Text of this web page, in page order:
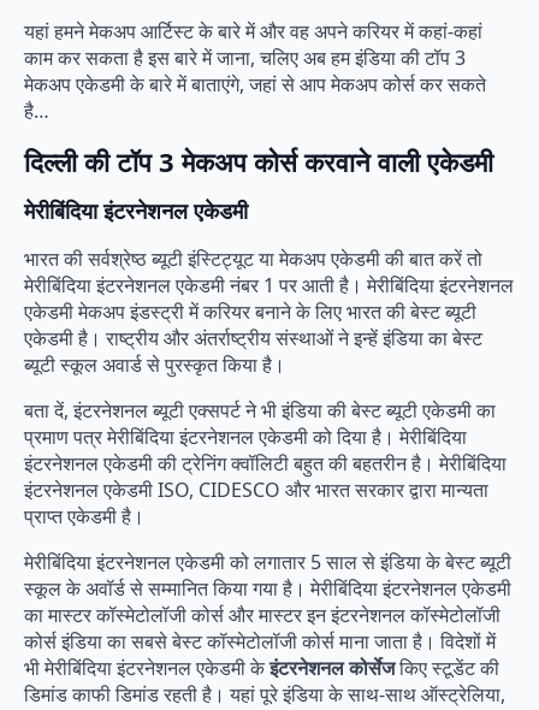
यहां हमने मेकअप आर्टिस्ट के बारे में और वह अपने करियर में कहां-कहां
काम कर सकता है इस बारे में जाना, चलिए अब हम इंडिया की टॉप 3
मेकअप एकेडमी के बारे में बाताएंगे, जहां से आप मेकअप कोर्स कर सकते
है…
दिल्ली की टॉप 3 मेकअप कोर्स करवाने वाली एकेडमी
मेरीबिंदिया इंटरनेशनल एकेडमी
भारत की सर्वश्रेष्ठ ब्यूटी इंस्टिट्यूट या मेकअप एकेडमी की बात करें तो
मेरीबिंदिया इंटरनेशनल एकेडमी नंबर 1 पर आती है। मेरीबिंदिया इंटरनेशनल
एकेडमी मेकअप इंडस्ट्री में करियर बनाने के लिए भारत की बेस्ट ब्यूटी
एकेडमी है। राष्ट्रीय और अंतर्राष्ट्रीय संस्थाओं ने इन्हें इंडिया का बेस्ट
ब्यूटी स्कूल अवार्ड से पुरस्कृत किया है।
बता दें, इंटरनेशनल ब्यूटी एक्सपर्ट ने भी इंडिया की बेस्ट ब्यूटी एकेडमी का
प्रमाण पत्र मेरीबिंदिया इंटरनेशनल एकेडमी को दिया है। मेरीबिंदिया
इंटरनेशनल एकेडमी की ट्रेनिंग क्वॉलिटी बहुत की बहतरीन है। मेरीबिंदिया
इंटरनेशनल एकेडमी ISO, CIDESCO और भारत सरकार द्वारा मान्यता
प्राप्त एकेडमी है।
मेरीबिंदिया इंटरनेशनल एकेडमी को लगातार 5 साल से इंडिया के बेस्ट ब्यूटी
स्कूल के अवॉर्ड से सम्मानित किया गया है। मेरीबिंदिया इंटरनेशनल एकेडमी
का मास्टर कॉस्मेटोलॉजी कोर्स और मास्टर इन इंटरनेशनल कॉस्मेटोलॉजी
कोर्स इंडिया का सबसे बेस्ट कॉस्मेटोलॉजी कोर्स माना जाता है। विदेशों में
भी मेरीबिंदिया इंटरनेशनल एकेडमी केइंटरनेशनल कोर्सेजकिए स्टूडेंट की
डिमांड काफी डिमांड रहती है। यहां पूरे इंडिया के साथ-साथ ऑस्ट्रेलिया,